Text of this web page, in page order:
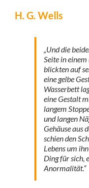
H. G. Wells
„Und die
Seite in
blickten auf
eine gelbe
Wasserbett
eine Gestalt
langem
und langen
Gehäuse aus
schien den
Lebens um
Ding für sich,
Anormalität.“